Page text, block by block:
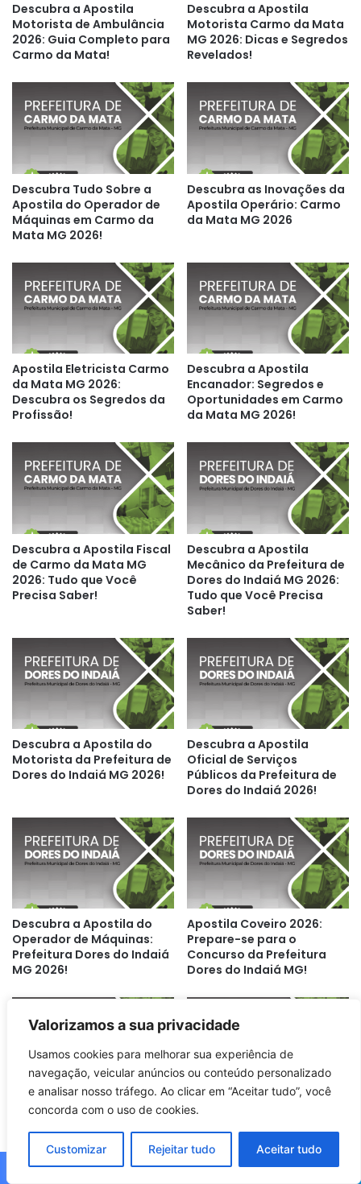
Valorizamos a sua privacidade
Usamos cookies para melhorar sua experiência de
navegação, veicular anúncios ou conteúdo personalizado
e analisar nosso tráfego. Ao clicar em “Aceitar tudo”, você
concorda com o uso de cookies.
Customizar Rejeitar tudo Aceitar tudo
Descubra a Apostila
Motorista de Ambulância
2026: Guia Completo para
Carmo da Mata!
Descubra a Apostila
Motorista Carmo da Mata
MG 2026: Dicas e Segredos
Revelados!
Descubra Tudo Sobre a
Apostila do Operador de
Máquinas em Carmo da
Mata MG 2026!
Descubra as Inovações da
Apostila Operário: Carmo
da Mata MG 2026
Apostila Eletricista Carmo
da Mata MG 2026:
Descubra os Segredos da
Profissão!
Descubra a Apostila
Encanador: Segredos e
Oportunidades em Carmo
da Mata MG 2026!
Descubra a Apostila Fiscal
de Carmo da Mata MG
2026: Tudo que Você
Precisa Saber!
Descubra a Apostila
Mecânico da Prefeitura de
Dores do Indaiá MG 2026:
Tudo que Você Precisa
Saber!
Descubra a Apostila do
Motorista da Prefeitura de
Dores do Indaiá MG 2026!
Descubra a Apostila
Oficial de Serviços
Públicos da Prefeitura de
Dores do Indaiá 2026!
Descubra a Apostila do
Operador de Máquinas:
Prefeitura Dores do Indaiá
MG 2026!
Apostila Coveiro 2026:
Prepare-se para o
Concurso da Prefeitura
Dores do Indaiá MG!
Descubra a Apostila
Servente Escolar da
Prefeitura de Dores do
Indaiá MG 2026!
Apostila Cantineira:
Descubra os Segredos da
Prefeitura de Dores do
Indaiá MG 2026!